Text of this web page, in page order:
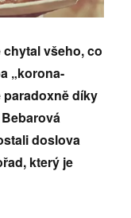
všeho, co
„korona-
paradoxně díky
doslova
který je